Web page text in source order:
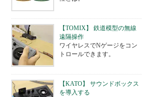
【TOMIX】 鉄道模型の無線
遠隔操作
ワイヤレスでNゲージをコン
トロールできます。
【KATO】 サウンドボックス
を導入する